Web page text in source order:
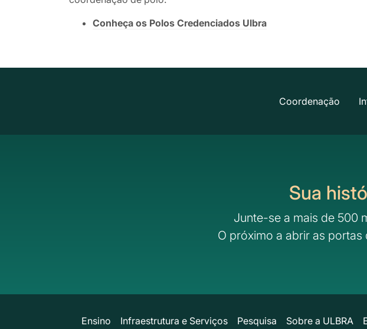
Conheça os Polos Credenciados Ulbra
Coordenação
Sua
Junte-se a mais de 500
O próximo a abrir as
Ensino Infraestrutura e Serviços Pesquisa Sobre a ULBRA